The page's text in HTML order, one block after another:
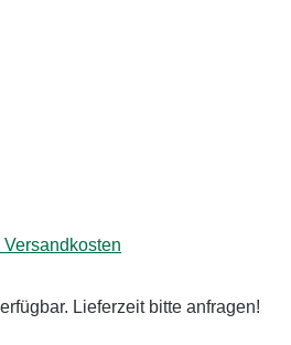
Lieferzeit bitte anfragen!